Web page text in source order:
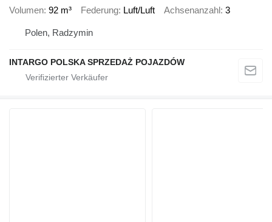
Volumen 92 m³ Federung Luft/Luft Achsenanzahl 3
Polen, Radzymin
INTARGO POLSKA SPRZEDAŻ POJAZDÓW